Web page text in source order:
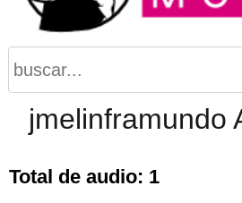
jmelinframundo
Total de audio: 1